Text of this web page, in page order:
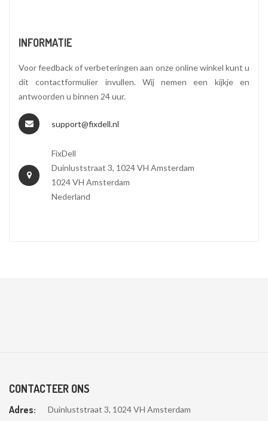
INFORMATIE
Voor feedback of verbeteringen aan onze online winkel kunt u
dit contactformulier invullen. Wij nemen een kijkje en
antwoorden u binnen 24 uur.
support@fixdell.nl
FixDell
Duinluststraat 3, 1024 VH Amsterdam
1024 VH Amsterdam
Nederland
CONTACTEER ONS
Adres: Duinluststraat 3, 1024 VH Amsterdam